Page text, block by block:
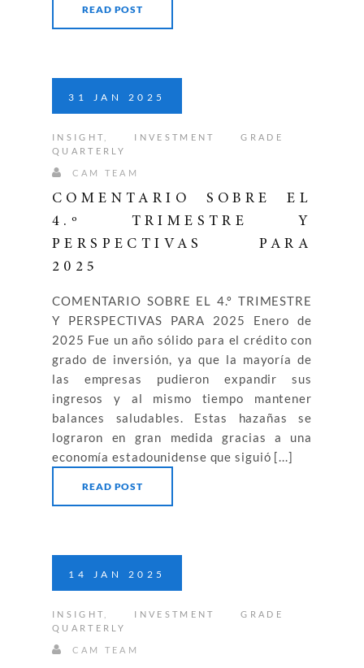
READ POST
31 JAN 2025
INSIGHT
INVESTMENT GRADE
QUARTERLY
CAM TEAM
COMENTARIO SOBRE EL
4.º TRIMESTRE Y
PERSPECTIVAS PARA
2025
COMENTARIO SOBRE EL 4.º TRIMESTRE
Y PERSPECTIVAS PARA 2025 Enero de
2025 Fue un año sólido para el crédito con
grado de inversión, ya que la mayoría de
las empresas pudieron expandir sus
ingresos y al mismo tiempo mantener
balances saludables. Estas hazañas se
lograron en gran medida gracias a una
economía estadounidense que siguió [...]
READ POST
14 JAN 2025
INSIGHT
INVESTMENT GRADE
QUARTERLY
CAM TEAM